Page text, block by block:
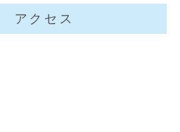
アクセス